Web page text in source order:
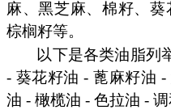
麻、黑芝麻、棉籽、
棕榈籽等。
以下是各类油脂列
- 葵花籽油 - 蓖麻籽油
油 - 橄榄油 - 色拉油 -